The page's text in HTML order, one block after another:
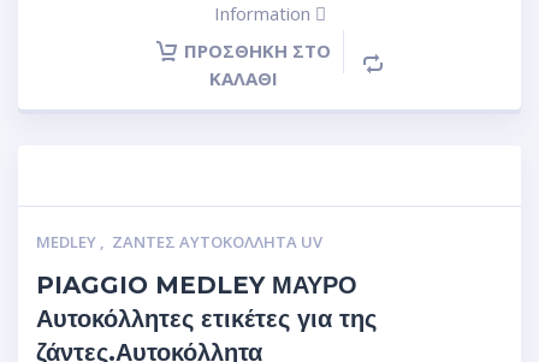
Information
ΠΡΟΣΘΉΚΗ ΣΤΟ
ΚΑΛΆΘΙ
MEDLEY , ΖΆΝΤΕΣ ΑΥΤΟΚΌΛΛΗΤΑ UV
PIAGGIO MEDLEY ΜΑΥΡΟ
Αυτοκόλλητες ετικέτες για της
ζάντες.Αυτοκόλλητα